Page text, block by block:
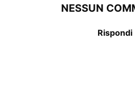
NESSUN
Rispondi